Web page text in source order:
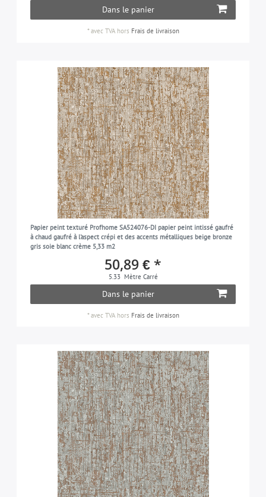
Dans le panier
*avec TVAhors Frais de livraison
Papier peint texturé Profhome SA524076-DI papier peint intissé gaufré
à chaud gaufré à l'aspect crépi et des accents métalliques beige bronze
gris soie blanc crème 5,33 m2
50,89 € *
5.33 Mètre Carré
Dans le panier
*avec TVAhors Frais de livraison